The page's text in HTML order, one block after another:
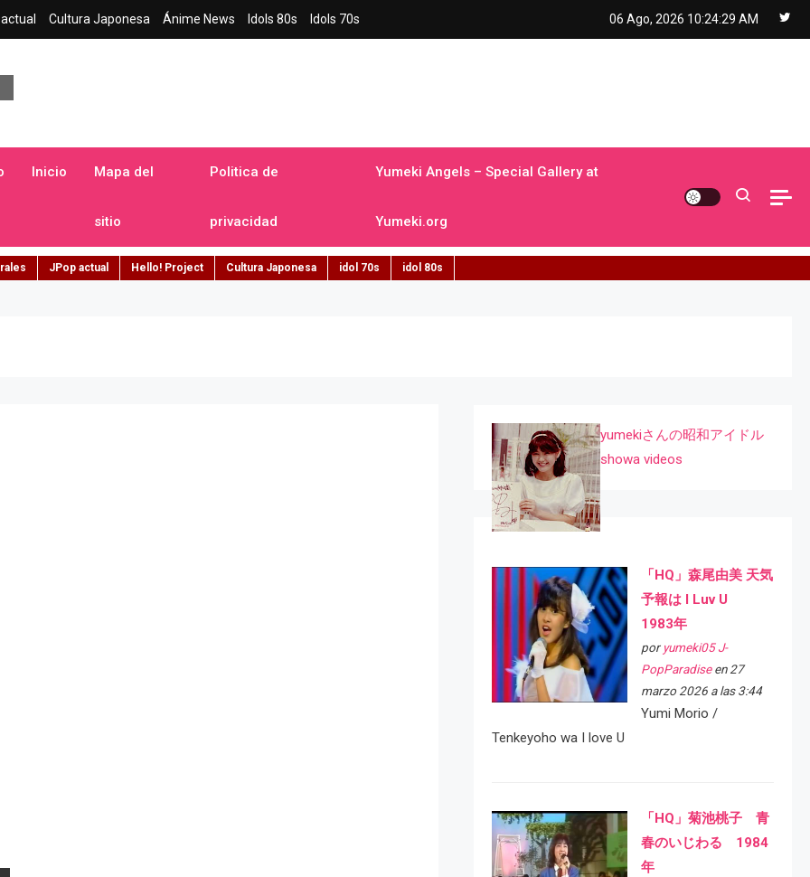
Cultura Japonesa Ánime News Idols 80s Idols 70s 06 Ago, 2026 10:24:30 AM
Inicio Mapa del
sitio
Politica de
privacidad
Yumeki Angels – Special Gallery at
Yumeki.org
JPop actual Hello! Project Cultura Japonesa idol 70s idol 80s
yumekiさんの昭和アイドル
showa videos
「HQ」森尾由美 天気
予報は I Luv U
1983年
por yumeki05 J-
PopParadiseen 27
marzo 2026 a las 3:44
Yumi Morio /
Tenkeyoho wa I love U
「HQ」菊池桃子 青
春のいじわる 1984
年